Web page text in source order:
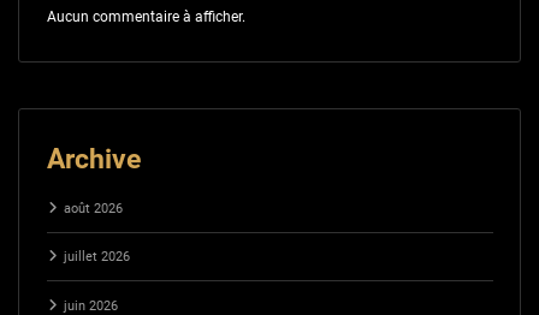
Aucun commentaire à afficher.
Archive
août 2026
juillet 2026
juin 2026